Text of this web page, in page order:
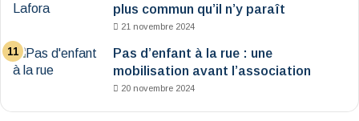
plus commun qu’il n’y paraît
21 novembre 2024
Pas d’enfant à la rue : une
mobilisation avant l’association
20 novembre 2024